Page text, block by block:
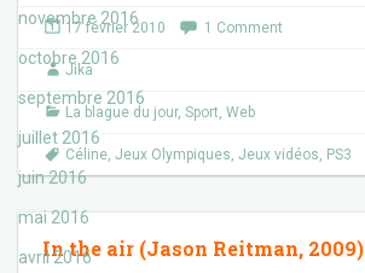
novembre 2016
octobre 2016
septembre 2016
juillet 2016
juin 2016
mai 2016
avril 2016
e
b
o
o
k
t
t
e
17 février 2010 1 Comment
Jika
La blague du jour, Sport, Web
Céline, Jeux Olympiques, Jeux vidéos, PS3
In the air (Jason Reitman, 2009)